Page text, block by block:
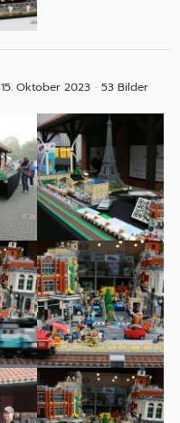
15. Oktober 2023 53 Bilder